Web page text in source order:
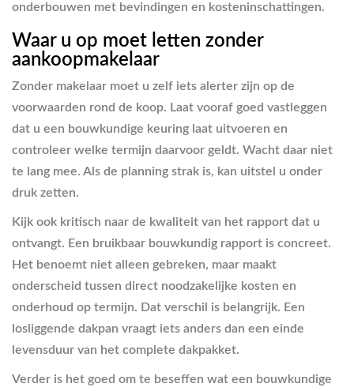
onderbouwen met bevindingen en kosteninschattingen.
Waar u op moet letten zonder
aankoopmakelaar
Zonder makelaar moet u zelf iets alerter zijn op de
voorwaarden rond de koop. Laat vooraf goed vastleggen
dat u een bouwkundige keuring laat uitvoeren en
controleer welke termijn daarvoor geldt. Wacht daar niet
te lang mee. Als de planning strak is, kan uitstel u onder
druk zetten.
Kijk ook kritisch naar de kwaliteit van het rapport dat u
ontvangt. Een bruikbaar bouwkundig rapport is concreet.
Het benoemt niet alleen gebreken, maar maakt
onderscheid tussen direct noodzakelijke kosten en
onderhoud op termijn. Dat verschil is belangrijk. Een
losliggende dakpan vraagt iets anders dan een einde
levensduur van het complete dakpakket.
Verder is het goed om te beseffen wat een bouwkundige